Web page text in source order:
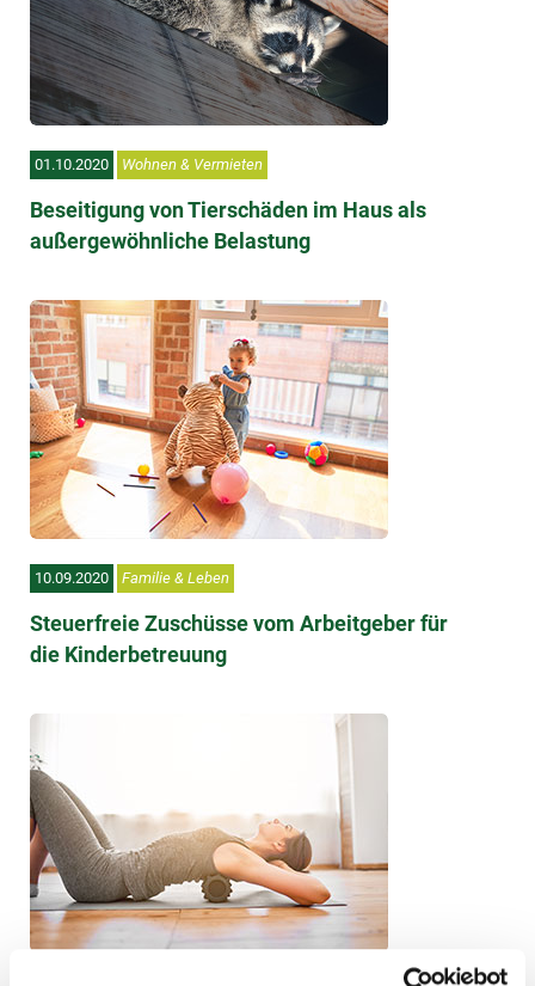
01.10.2020 Wohnen & Vermieten
Beseitigung von Tierschäden im Haus als
außergewöhnliche Belastung
10.09.2020 Familie & Leben
Steuerfreie Zuschüsse vom Arbeitgeber für
die Kinderbetreuung